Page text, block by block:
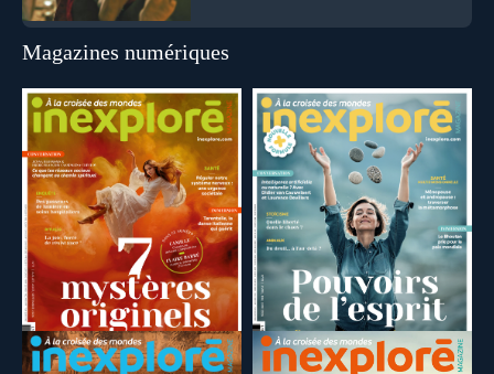
Magazines numériques